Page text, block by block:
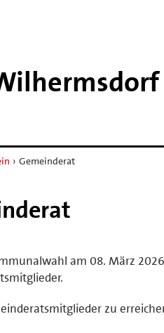
› Gemeinderat
am 08. März
zu